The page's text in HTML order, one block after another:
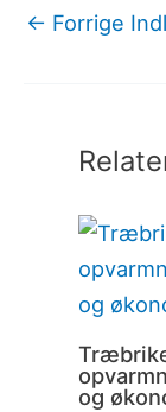
← Forrige
og